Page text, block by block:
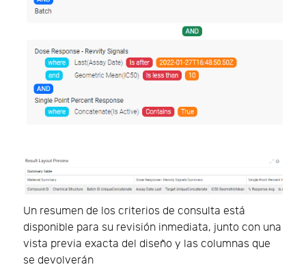
Un resumen de los criterios de consulta está
disponible para su revisión inmediata, junto con una
vista previa exacta del diseño y las columnas que
se devolverán